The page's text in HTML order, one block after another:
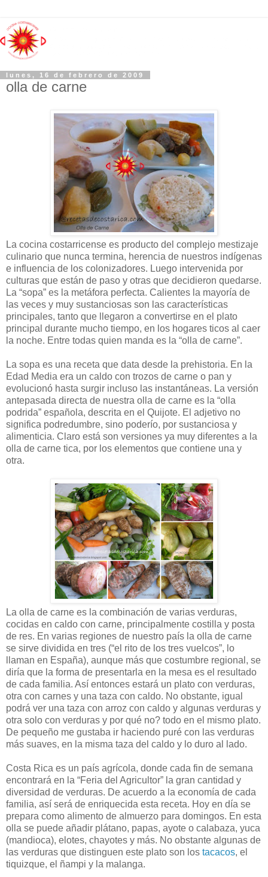
lunes, 16 de febrero de 2009
olla de carne
La cocina costarricense es producto del complejo mestizaje
culinario que nunca termina, herencia de nuestros indígenas
e influencia de los colonizadores. Luego intervenida por
culturas que están de paso y otras que decidieron quedarse.
La “sopa” es la metáfora perfecta. Calientes la mayoría de
las veces y muy sustanciosas son las características
principales, tanto que llegaron a convertirse en el plato
principal durante mucho tiempo, en los hogares ticos al caer
la noche. Entre todas quien manda es la “olla de carne”.
La sopa es una receta que data desde la prehistoria. En la
Edad Media era un caldo con trozos de carne o pan y
evolucionó hasta surgir incluso las instantáneas. La versión
antepasada directa de nuestra olla de carne es la “olla
podrida” española, descrita en el Quijote. El adjetivo no
significa podredumbre, sino poderío, por sustanciosa y
alimenticia. Claro está son versiones ya muy diferentes a la
olla de carne tica, por los elementos que contiene una y
otra.
La olla de carne es la combinación de varias verduras,
cocidas en caldo con carne, principalmente costilla y posta
de res. En varias regiones de nuestro país la olla de carne
se sirve dividida en tres (“el rito de los tres vuelcos”, lo
llaman en España), aunque más que costumbre regional, se
diría que la forma de presentarla en la mesa es el resultado
de cada familia. Así entonces estará un plato con verduras,
otra con carnes y una taza con caldo. No obstante, igual
podrá ver una taza con arroz con caldo y algunas verduras y
otra solo con verduras y por qué no? todo en el mismo plato.
De pequeño me gustaba ir haciendo puré con las verduras
más suaves, en la misma taza del caldo y lo duro al lado.
Costa Rica es un país agrícola, donde cada fin de semana
encontrará en la “Feria del Agricultor” la gran cantidad y
diversidad de verduras. De acuerdo a la economía de cada
familia, así será de enriquecida esta receta. Hoy en día se
prepara como alimento de almuerzo para domingos. En esta
olla se puede añadir plátano, papas, ayote o calabaza, yuca
(mandioca), elotes, chayotes y más. No obstante algunas de
las verduras que distinguen este plato son los tacacos, el
tiquizque, el ñampi y la malanga.